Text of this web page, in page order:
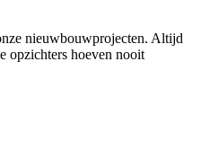
nieuwbouwprojecten. Altijd
opzichters hoeven nooit